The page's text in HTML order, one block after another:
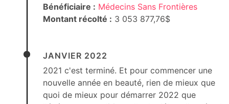
Bénéficiaire : Médecins Sans Frontières
Montant récolté : 3 053 877,76$
JANVIER 2022
2021 c'est terminé. Et pour commencer une
nouvelle année en beauté, rien de mieux que
quoi de mieux pour démarrer 2022 que